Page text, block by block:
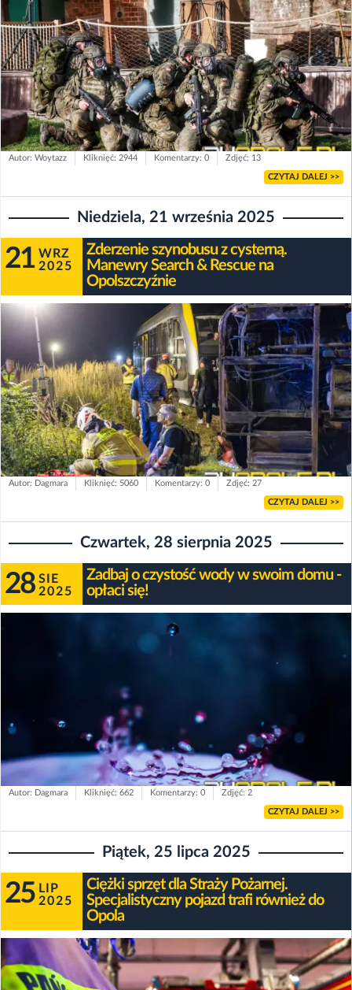
Autor: Woytazz Kliknięć: 2944 Komentarzy: 0 Zdjęć: 13
CZYTAJ DALEJ >>
Niedziela, 21 września 2025
21 WRZ
2025
Zderzenie szynobusu z cysterną.
Manewry Search & Rescue na
Opolszczyźnie
Autor: Dagmara Kliknięć: 5060 Komentarzy: 0 Zdjęć: 27
CZYTAJ DALEJ >>
Czwartek, 28 sierpnia 2025
28 SIE
2025
Zadbaj o czystość wody w swoim domu -
opłaci się!
Autor: Dagmara Kliknięć: 662 Komentarzy: 0 Zdjęć: 2
CZYTAJ DALEJ >>
Piątek, 25 lipca 2025
25 LIP
2025
Ciężki sprzęt dla Straży Pożarnej.
Specjalistyczny pojazd trafi również do
Opola